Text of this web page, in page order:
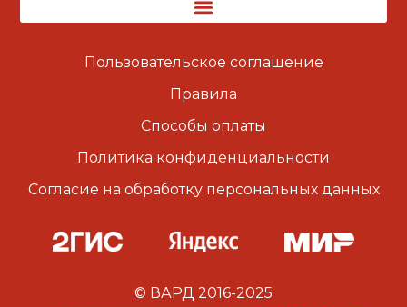
Пользовательское соглашение
Правила
Способы оплаты
Политика конфиденциальности
Согласие на обработку персональных данных
© ВАРД 2016-2025